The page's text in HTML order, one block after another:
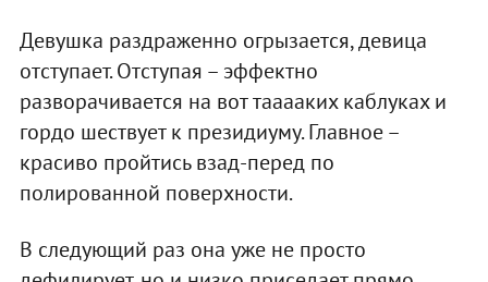
Девушка раздраженно огрызается, девица
отступает. Отступая – эффектно
разворачивается на вот тааааких каблуках и
гордо шествует к президиуму. Главное –
красиво пройтись взад-перед по
полированной поверхности.
В следующий раз она уже не просто